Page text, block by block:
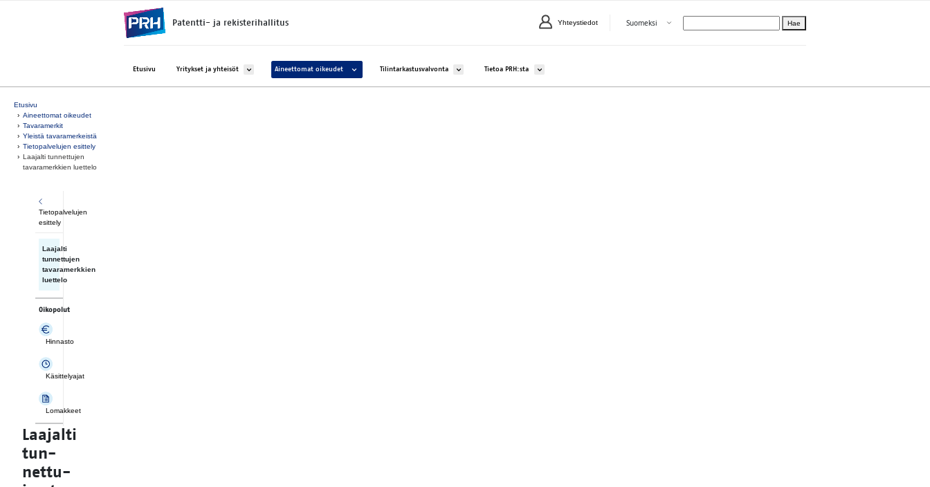
Patentti- ja rekisterihallitus Yhteystiedot Valitse kieli
Suomeksi Avaa valikko Hae
Etusivu Yritykset ja yhteisöt Avaa alavalikko kohteelle Yritykset ja yhteisöt
Aineettomat oikeudet Avaa alavalikko kohteelle Aineettomat oikeudet
Tilintarkastusvalvonta Avaa alavalikko kohteelle Tilintarkastusvalvonta
Tietoa PRH:sta Avaa alavalikko kohteelle Tietoa PRH:sta
Etusivu
Aineettomat oikeudet
Tavaramerkit
Yleistä tavaramerkeistä
Tietopalvelujen esittely
Laajalti tunnettujen
tavaramerkkien luettelo
Laa­jal­ti
tun­
net­tu­
Tietopalvelujen
esittely
Laajalti
tunnettujen
tavaramerkkien
luettelo
Oikopolut
Hinnasto
Käsittelyajat
Lomakkeet